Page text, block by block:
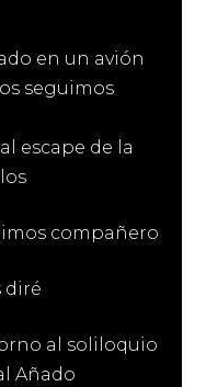
en un avión
seguimos
escape de la
compañero
diré
al soliloquio
Añado